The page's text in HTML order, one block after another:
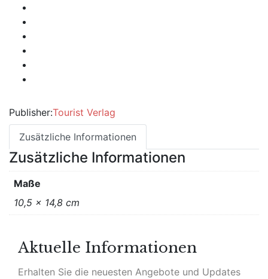
Publisher:Tourist Verlag
Zusätzliche Informationen
Zusätzliche Informationen
Maße
10,5 × 14,8 cm
Aktuelle Informationen
Erhalten Sie die neuesten Angebote und Updates